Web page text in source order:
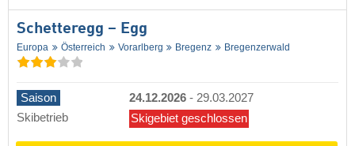
Schetteregg – Egg
Europa Österreich Vorarlberg Bregenz Bregenzerwald
Saison 24.12.2026 - 29.03.2027
Skibetrieb
Skigebiet geschlossen